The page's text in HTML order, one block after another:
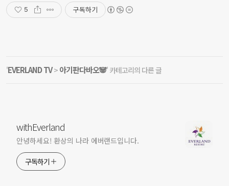
5 구독하기
'EVERLAND TV> 아기판다바오🐼' 카테고리의 다른 글
withEverland
안녕하세요! 환상의 나라 에버랜드입니다.
구독하기